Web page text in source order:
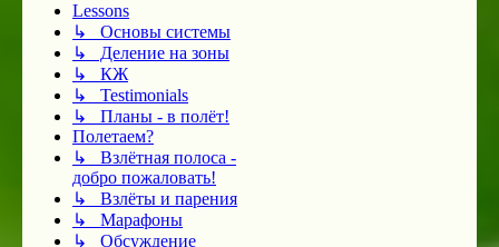
Lessons
↳ Основы системы
↳ Деление на зоны
↳ КЖ
↳ Testimonials
↳ Планы - в полёт!
Полетаем?
↳ Взлётная полоса -
добро пожаловать!
↳ Взлёты и парения
↳ Марафоны
↳ Обсуждение